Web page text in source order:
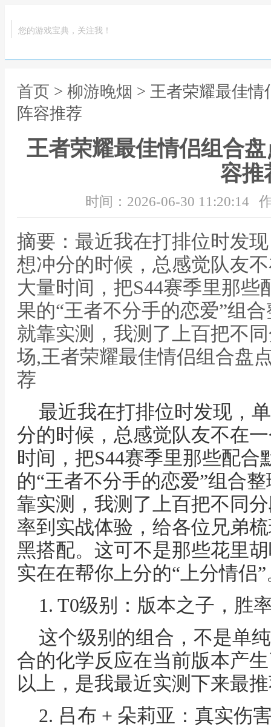
您的游戏宝典，关注我！
首页 > 柳游晚烟 > 王者荣耀最佳情
阵容推荐
王者荣耀最佳情侣组合
容推
时间：2026-06-30 11:20:14
摘要：最近我在打排位时发
想冲分的时候，总感觉队友
大量时间，把S44赛季里那些
果的“王者不分手的恋爱”组
就靠实测，我测了上百把不
场,王者荣耀最佳情侣组合盘
荐
最近我在打排位时发现，
分的时候，总感觉队友不在
时间，把S44赛季里那些配合
的“王者不分手的恋爱”组合
靠实测，我测了上百把不同
率到实战体验，给各位兄弟
黑搭配。这可不是那些花里
实在在帮你上分的“上分情侣”
1. T0级别：版本之子，胜
这个级别的组合，不是单
合的化学反应在当前版本产
以上，是我最近实测下来最
2. 吕布 + 朵莉亚：真实伤